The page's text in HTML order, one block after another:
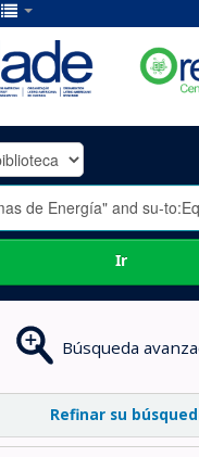
Ir
Búsqueda
Refinar su